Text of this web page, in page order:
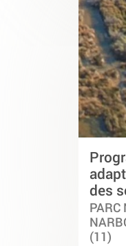
des
PARC
(11)